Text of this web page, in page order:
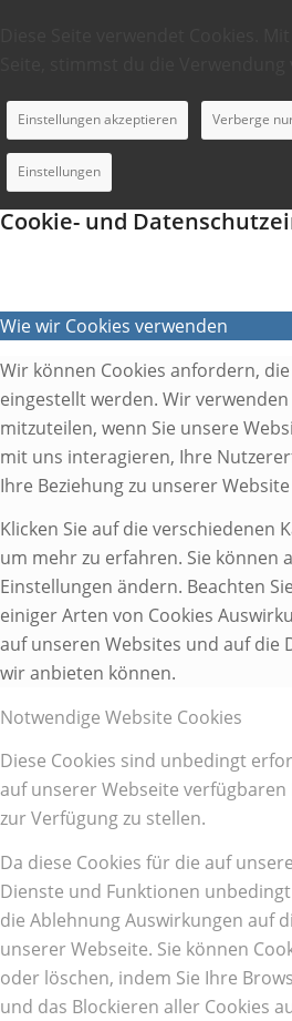
Einstellungen akzeptieren Verberge
Einstellungen
Cookie- und
Wie wir Cookies verwenden
Wir können Cookies anfordern,
eingestellt werden. Wir
mitzuteilen, wenn Sie unsere
mit uns interagieren, Ihre
Ihre Beziehung zu unserer
Klicken Sie auf die verschiedenen
um mehr zu erfahren. Sie können
Einstellungen ändern. Beachten
einiger Arten von Cookies
auf unseren Websites und auf die
wir anbieten können.
Notwendige Website Cookies
Diese Cookies sind unbedingt
auf unserer Webseite
zur Verfügung zu stellen.
Da diese Cookies für die auf
Dienste und Funktionen
die Ablehnung Auswirkungen auf
unserer Webseite. Sie können
oder löschen, indem Sie Ihre
und das Blockieren aller Cookies